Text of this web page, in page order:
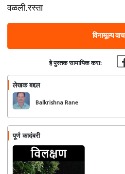
वळली.रस्ता
विनामूल्य
हे पुस्तक सामायिक करा:
लेखक बद्दल
Balkrishna Rane
पूर्ण कादंबरी